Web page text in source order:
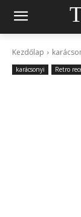
Kezdőlap
karácsonyi Retro